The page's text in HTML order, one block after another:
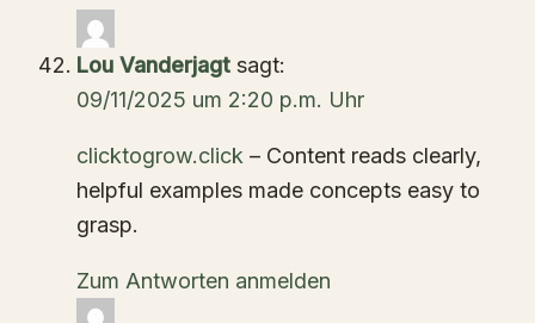
Lou Vanderjagt sagt:
09/11/2025 um 2:20 p.m. Uhr
clicktogrow.click – Content reads clearly,
helpful examples made concepts easy to
grasp.
Zum Antworten anmelden